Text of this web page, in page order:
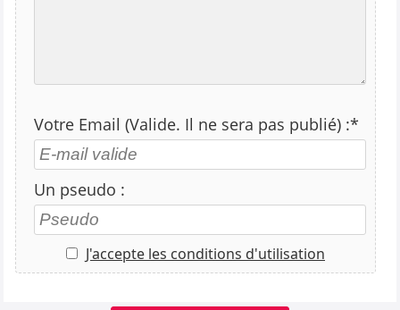
Votre Email (Valide. Il ne sera pas publié) :*
Un pseudo :
J'accepte les conditions d'utilisation